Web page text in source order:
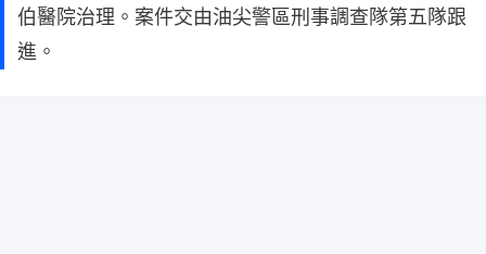
伯醫院治理。案件交由油尖警區刑事調查隊第五隊跟
進。